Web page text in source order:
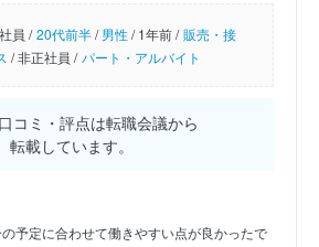
員 / 20代前半/男性/1年前 / 販売・接
/非正社員 / パート・アルバイト
コミ・評点は転職会議から
転載しています。
予定に合わせて働きやすい点が良かったで